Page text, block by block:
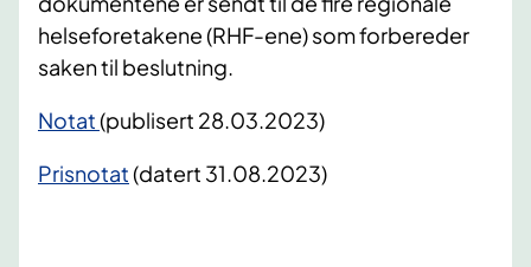
helseforetakene (RHF-ene) som forbereder
saken til beslutning.
Notat(publisert 28.03.2023)
Prisnotat(datert 31.08.2023)